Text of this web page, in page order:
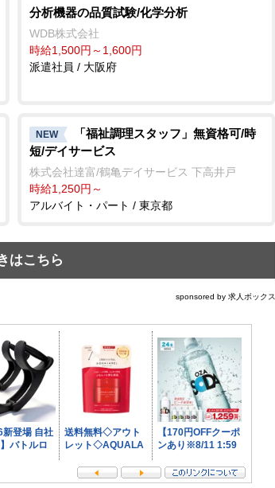
分析機器の品質試験/化学分析
WDB株式会社
時給1,500円～1,600円
派遣社員 / 大阪府
NEW
「福祉調理スタッフ」無資格可/時
短/デイサービス
株式会社達富/鶴亀デイサービス 下高井戸
時給1,250円～
アルバイト・パート / 東京都
はこちら
sponsored by 求人ボックス